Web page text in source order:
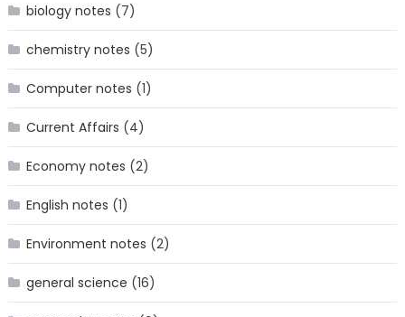
biology notes (7)
chemistry notes (5)
Computer notes (1)
Current Affairs (4)
Economy notes (2)
English notes (1)
Environment notes (2)
general science (16)